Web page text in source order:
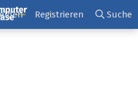
Registrieren Suche